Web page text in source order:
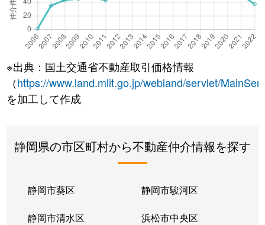
※出典：国土交通省不動産取引価格情報
（https://www.land.mlit.go.jp/webland/servlet/
を加工して作成
静岡県の市区町村から不動産仲介情報を探す
静岡市葵区 静岡市駿河区
静岡市清水区 浜松市中央区